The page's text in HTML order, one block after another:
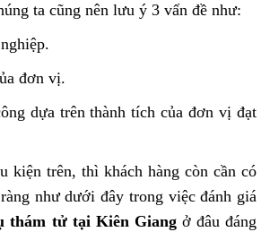
ta cũng nên lưu ý 3 vấn đề như:
đơn vị.
dựa trên thành tích của đơn vị đạt
kiện trên, thì khách hàng còn cần có
như dưới đây trong việc đánh giá
thám tử tại Kiên Giangở đâu đáng